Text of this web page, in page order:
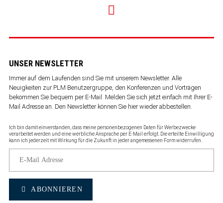
UNSER NEWSLETTER
Immer auf dem Laufenden sind Sie mit unserem Newsletter. Alle
Neuigkeiten zur PLM Benutzergruppe, den Konferenzen und Vorträgen
bekommen Sie bequem per E-Mail. Melden Sie sich jetzt einfach mit Ihrer E-
Mail Adresse an. Den Newsletter können Sie hier wieder abbestellen
Ich bin damit einverstanden, dass meine personenbezogenen Daten für Werbezwecke
verarbeitet werden und eine werbliche Ansprache per E-Mail erfolgt. Die erteilte Einwilligung
kann ich jederzeit mit Wirkung für die Zukunft in jeder angemessenen Form widerrufen.
ABONNIEREN